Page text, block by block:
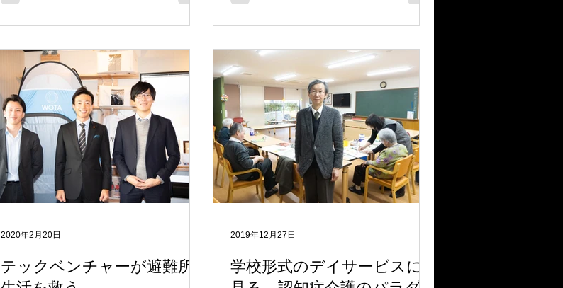
テックベンチャーが避難所
2020年2月20日
学校形式のデイサービスに
2019年12月27日